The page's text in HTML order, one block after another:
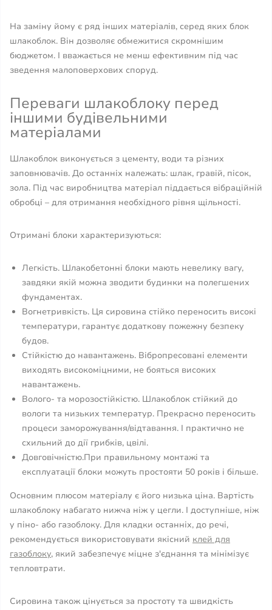
На заміну йому є ряд інших матеріалів, серед яких блок
шлакоблок. Він дозволяє обмежитися скромнішим
бюджетом. І вважається не менш ефективним під час
зведення малоповерхових споруд.
Переваги шлакоблоку перед
іншими будівельними
матеріалами
Шлакоблок виконується з цементу, води та різних
заповнювачів. До останніх належать: шлак, гравій, пісок,
зола. Під час виробництва матеріал піддається вібраційній
обробці – для отримання необхідного рівня щільності.
Отримані блоки характеризуються:
Легкість. Шлакобетонні блоки мають невелику вагу,
завдяки якій можна зводити будинки на полегшених
фундаментах.
Вогнетривкість. Ця сировина стійко переносить високі
температури, гарантує додаткову пожежну безпеку
будов.
Стійкістю до навантажень. Вібропресовані елементи
виходять високоміцними, не бояться високих
навантажень.
Волого- та морозостійкістю. Шлакоблок стійкий до
вологи та низьких температур. Прекрасно переносить
процеси заморожування/відтавання. І практично не
схильний до дії грибків, цвілі.
Довговічністю.При правильному монтажі та
експлуатації блоки можуть простояти 50 років і більше.
Основним плюсом матеріалу є його низька ціна. Вартість
шлакоблоку набагато нижча ніж у цегли. І доступніше, ніж
у піно- або газоблоку. Для кладки останніх, до речі,
рекомендується використовувати якісний клей для
газоблоку, який забезпечує міцне з'єднання та мінімізує
тепловтрати.
Сировина також цінується за простоту та швидкість